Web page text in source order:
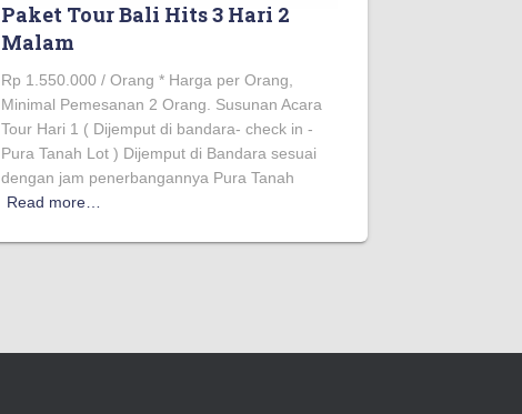
Paket Tour Bali Hits 3 Hari 2
Malam
Rp 1.550.000 / Orang * Harga per Orang,
Minimal Pemesanan 2 Orang. Susunan Acara
Tour Hari 1 ( Dijemput di bandara- check in -
Pura Tanah Lot ) Dijemput di Bandara sesuai
dengan jam penerbangannya Pura Tanah
Read more…